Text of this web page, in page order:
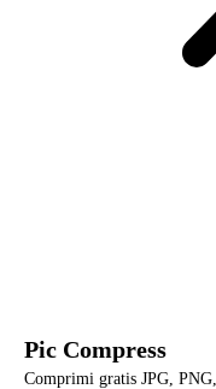
Pic Compress
Comprimi gratis JPG,